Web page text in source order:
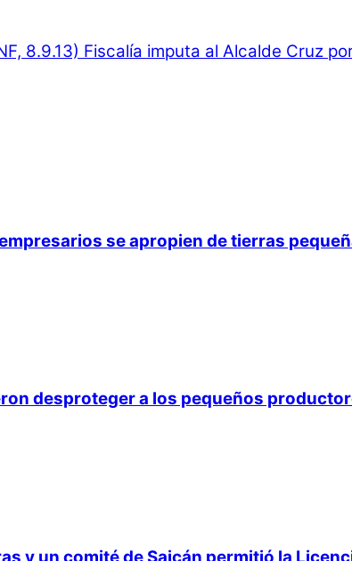
8.9.13) Fiscalía imputa al Alcalde Cruz
se apropien de tierras
desproteger a los pequeños